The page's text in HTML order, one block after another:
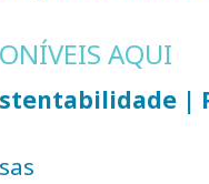
AQUI
|